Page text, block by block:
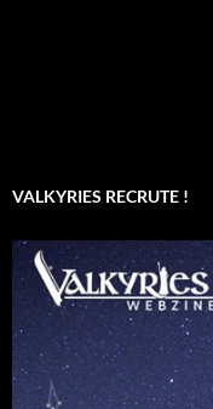
VALKYRIES RECRUTE !